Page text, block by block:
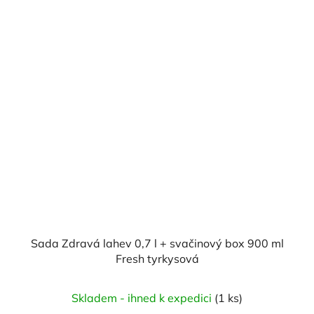
Sada Zdravá lahev 0,7 l + svačinový box 900 ml
Fresh tyrkysová
Skladem - ihned k expedici (1 ks)